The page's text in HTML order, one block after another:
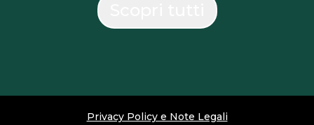
Privacy Policy e Note Legali